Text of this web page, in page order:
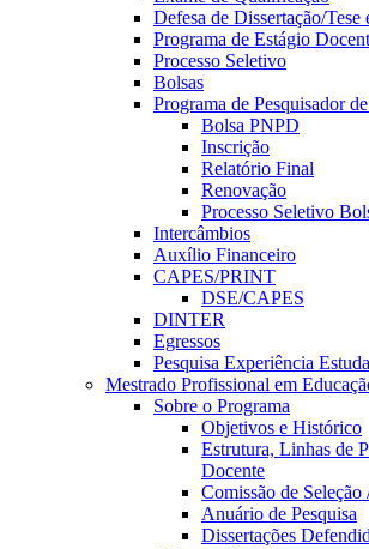
Defesa de Dissertação/
Programa de Estágio
Processo Seletivo
Bolsas
Programa de Pesquisador
Bolsa PNPD
Inscrição
Relatório Final
Renovação
Processo Seletivo
Intercâmbios
Auxílio Financeiro
CAPES/PRINT
DSE/CAPES
DINTER
Egressos
Pesquisa Experiência
Mestrado Profissional em
Sobre o Programa
Objetivos e Histórico
Estrutura, Linhas de
Docente
Comissão de
Anuário de Pesquisa
Dissertações